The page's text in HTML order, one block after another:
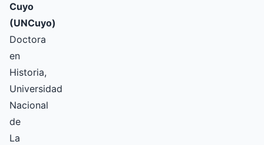
Cuyo
(UNCuyo)
Doctora
en
Historia,
Universidad
Nacional
de
La